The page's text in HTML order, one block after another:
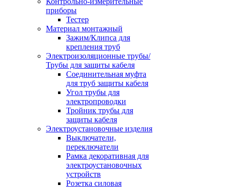
приборы
Тестер
Материал монтажный
Зажим/Клипса для
крепления труб
Электроизоляционные трубы/
Трубы для защиты кабеля
Соединительная муфта
для труб защиты кабеля
Угол трубы для
электропроводки
Тройник трубы для
защиты кабеля
Электроустановочные изделия
Выключатели,
переключатели
Рамка декоративная для
электроустановочных
устройств
Розетка силовая